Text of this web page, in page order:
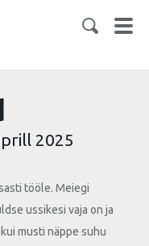
2025
tööle. Meiegi
ussikesi vaja on ja
musti näppe suhu